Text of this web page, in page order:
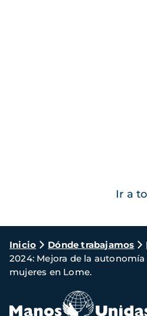
Ir a
Ruta
de
navegación
Inicio Dónde trabajamos
2024: Mejora de la
mujeres en Lome.